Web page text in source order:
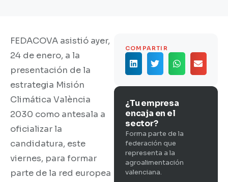
FEDACOVA asistió ayer,
24 de enero, a la
presentación de la
estrategia Misión
Climática València
2030 como antesala a
oficializar la
candidatura, este
viernes, para formar
parte de la red europea
COMPARTIR
¿Tu empresa
encaja en el
sector?
Forma parte de la
federación que
representa a la
agroalimentación
valenciana.